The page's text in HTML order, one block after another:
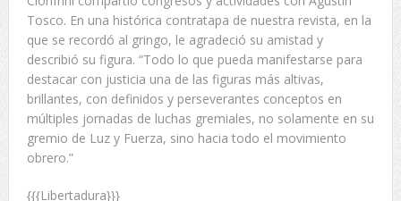
Tosco. En una histórica contratapa de nuestra revista, en la
que se recordó al gringo, le agradeció su amistad y
describió su figura. “Todo lo que pueda manifestarse para
destacar con justicia una de las figuras más altivas,
brillantes, con definidos y perseverantes conceptos en
múltiples jornadas de luchas gremiales, no solamente en su
gremio de Luz y Fuerza, sino hacia todo el movimiento
obrero.”
{{{Libertadura}}}